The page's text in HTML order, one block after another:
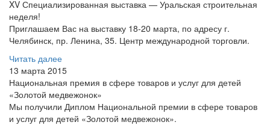
XV Специализированная выставка — Уральская строительная
неделя!
Приглашаем Вас на выставку 18-20 марта, по адресу г.
Челябинск, пр. Ленина, 35. Центр международной торговли.
Читать далее
13 марта 2015
Национальная премия в сфере товаров и услуг для детей
«Золотой медвежонок»
Мы получили Диплом Национальной премии в сфере товаров
и услуг для детей «Золотой медвежонок».